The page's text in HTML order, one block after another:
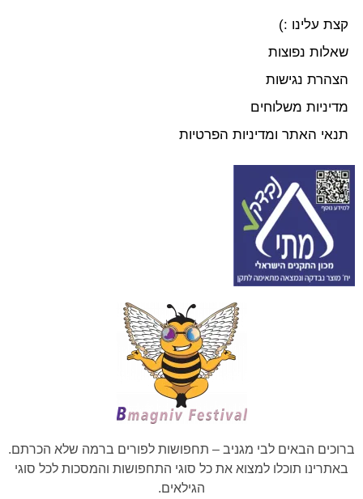
קצת עלינו :)
שאלות נפוצות
הצהרת נגישות
מדיניות משלוחים
תנאי האתר ומדיניות הפרטיות
ברוכים הבאים לבי מגניב – תחפושות לפורים ברמה שלא הכרתם.
באתרינו תוכלו למצוא את כל סוגי התחפושות והמסכות לכל סוגי
הגילאים.